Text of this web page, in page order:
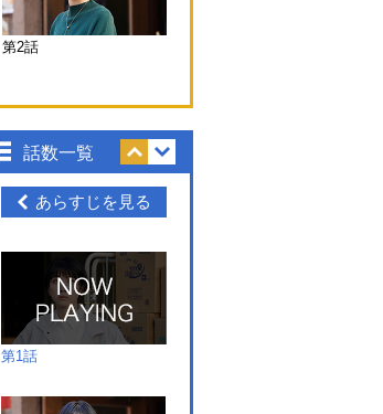
第2話
話数一覧
あらすじを見る
第1話